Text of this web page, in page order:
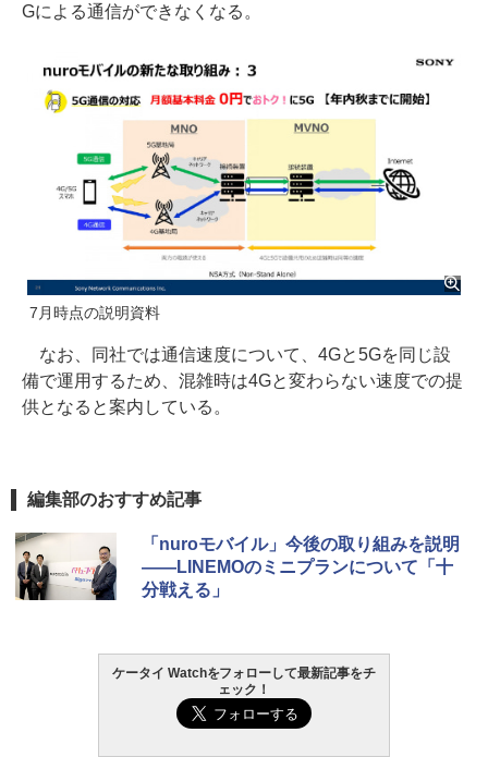
Gによる通信ができなくなる。
7月時点の説明資料
なお、同社では通信速度について、4Gと5Gを同じ設
備で運用するため、混雑時は4Gと変わらない速度での提
供となると案内している。
編集部のおすすめ記事
「nuroモバイル」今後の取り組みを説明
――LINEMOのミニプランについて「十
分戦える」
ケータイ Watchをフォローして最新記事をチ
ェック！